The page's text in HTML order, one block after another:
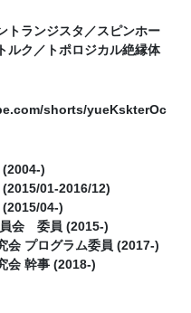
トランジスタ／スピンホー
ルク／トポロジカル絶縁体
shorts/yueKskterOc
(2004-)
01-2016/12)
(2015/04-)
員会 委員 (2015-)
会 プログラム委員 (2017-)
会 幹事 (2018-)